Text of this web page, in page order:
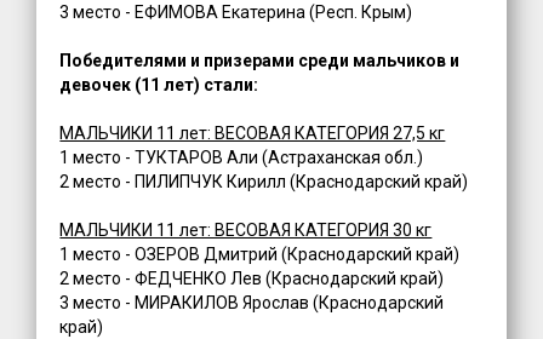
3 место - ЕФИМОВА Екатерина (Респ. Крым)
Победителями и призерами среди мальчиков и
девочек (11 лет) стали:
МАЛЬЧИКИ 11 лет: ВЕСОВАЯ КАТЕГОРИЯ 27,5 кг
1 место - ТУКТАРОВ Али (Астраханская обл.)
2 место - ПИЛИПЧУК Кирилл (Краснодарский край)
МАЛЬЧИКИ 11 лет: ВЕСОВАЯ КАТЕГОРИЯ 30 кг
1 место - ОЗЕРОВ Дмитрий (Краснодарский край)
2 место - ФЕДЧЕНКО Лев (Краснодарский край)
3 место - МИРАКИЛОВ Ярослав (Краснодарский
край)